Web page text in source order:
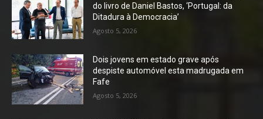
do livro de Daniel Bastos, ‘Portugal: da
Ditadura à Democracia’
Agosto 5, 2026
Dois jovens em estado grave após
despiste automóvel esta madrugada em
Fafe
Agosto 5, 2026